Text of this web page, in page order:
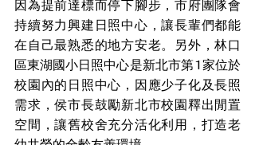
因為提前達標而停下腳步，市府團隊會
持續努力興建日照中心，讓長輩們都能
在自己最熟悉的地方安老。另外，林口
區東湖國小日照中心是新北市第1家位於
校園內的日照中心，因應少子化及長照
需求，侯市長鼓勵新北市校園釋出閒置
空間，讓舊校舍充分活化利用，打造老